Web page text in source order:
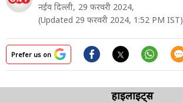
नईव दिल्ली, 29 फरवरी 2024,
(Updated 29 फरवरी 2024, 1:52 PM IST)
Prefer us on
हाइलाइट्स